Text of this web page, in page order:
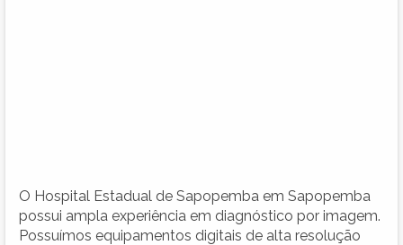
O Hospital Estadual de Sapopemba em Sapopemba
possui ampla experiência em diagnóstico por imagem.
Possuímos equipamentos digitais de alta resolução